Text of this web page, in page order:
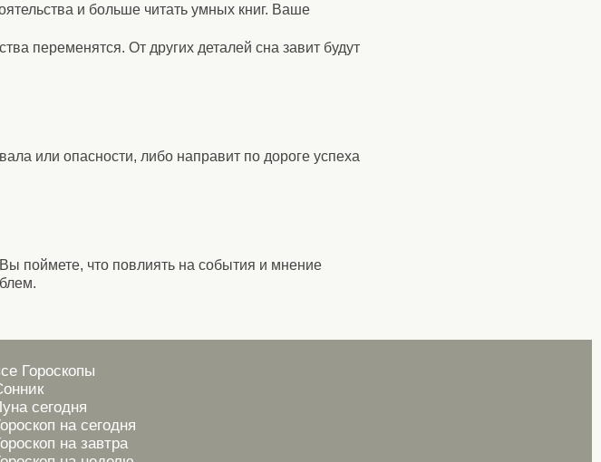
и больше читать умных книг. Ваше
переменятся. От других деталей сна завит будут
или опасности, либо направит по дороге успеха
поймете, что повлиять на события и мнение
Гороскопы
сегодня
на сегодня
на завтра